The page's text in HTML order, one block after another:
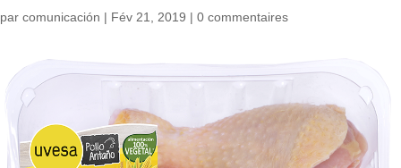
par comunicación | Fév 21, 2019 | 0 commentaires